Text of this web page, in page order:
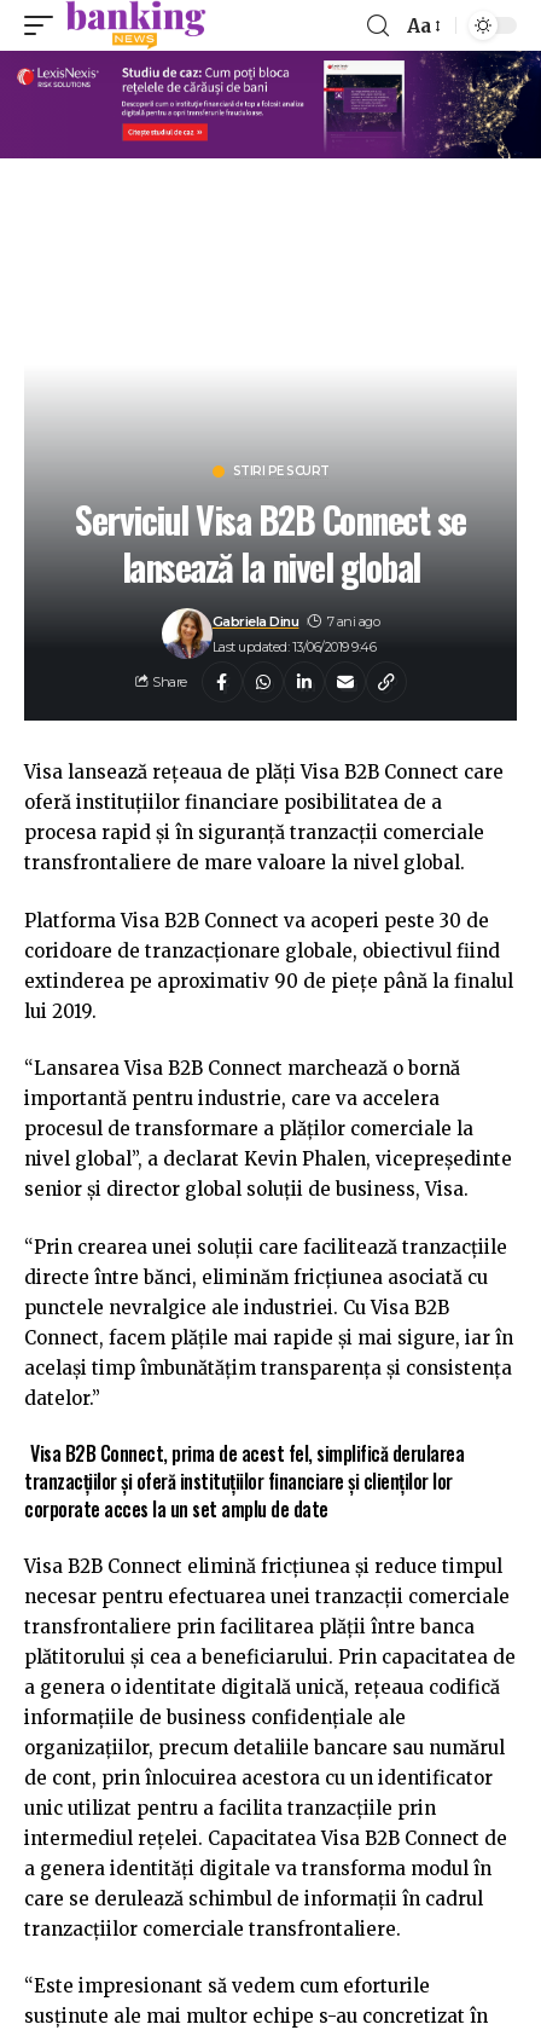
Aa
STIRI PE SCURT
Serviciul Visa B2B Connect se
lansează la nivel global
Last updated: 13/06/2019 9:46
Gabriela Dinu 7 ani ago
Share
Visa lansează rețeaua de plăți Visa B2B Connect care
oferă instituțiilor financiare posibilitatea de a
procesa rapid și în siguranță tranzacții comerciale
transfrontaliere de mare valoare la nivel global.
Platforma Visa B2B Connect va acoperi peste 30 de
coridoare de tranzacționare globale, obiectivul fiind
extinderea pe aproximativ 90 de piețe până la finalul
lui 2019.
“Lansarea Visa B2B Connect marchează o bornă
importantă pentru industrie, care va accelera
procesul de transformare a plăților comerciale la
nivel global”, a declarat Kevin Phalen, vicepreședinte
senior și director global soluții de business, Visa.
“Prin crearea unei soluții care facilitează tranzacțiile
directe între bănci, eliminăm fricțiunea asociată cu
punctele nevralgice ale industriei. Cu Visa B2B
Connect, facem plățile mai rapide și mai sigure, iar în
același timp îmbunătățim transparența și consistența
datelor.”
Visa B2B Connect, prima de acest fel, simplifică derularea
tranzacțiilor și oferă instituțiilor financiare și clienților lor
corporate acces la un set amplu de date
Visa B2B Connect elimină fricțiunea și reduce timpul
necesar pentru efectuarea unei tranzacții comerciale
transfrontaliere prin facilitarea plății între banca
plătitorului și cea a beneficiarului. Prin capacitatea de
a genera o identitate digitală unică, rețeaua codifică
informațiile de business confidențiale ale
organizațiilor, precum detaliile bancare sau numărul
de cont, prin înlocuirea acestora cu un identificator
unic utilizat pentru a facilita tranzacțiile prin
intermediul rețelei. Capacitatea Visa B2B Connect de
a genera identități digitale va transforma modul în
care se derulează schimbul de informații în cadrul
tranzacțiilor comerciale transfrontaliere.
“Este impresionant să vedem cum eforturile
susținute ale mai multor echipe s-au concretizat în